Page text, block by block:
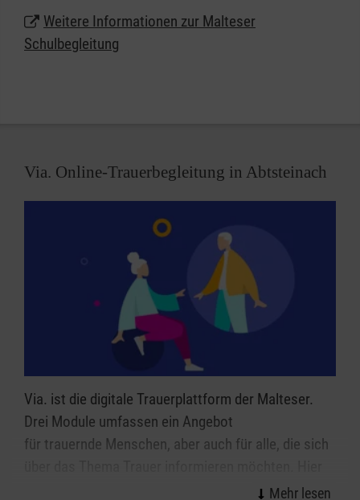
Weitere Informationen zur Malteser
Schulbegleitung
Via. Online-Trauerbegleitung in Abtsteinach
Via. ist die digitale Trauerplattform der Malteser.
Drei Module umfassen ein Angebot
für trauernde Menschen, aber auch für alle, die sich